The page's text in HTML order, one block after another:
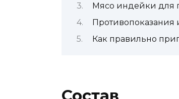
Мясо индейки для
Противопоказания
Как правильно